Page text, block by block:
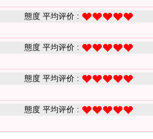
態度 平均评价 :
態度 平均评价 :
態度 平均评价 :
態度 平均评价 :